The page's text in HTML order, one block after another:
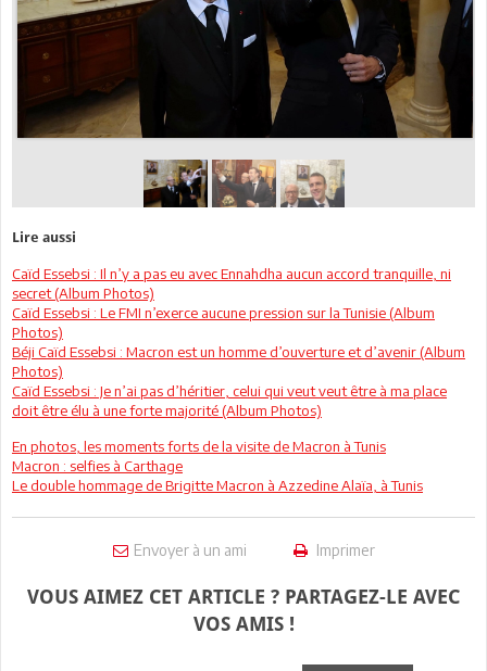
Lire aussi
Caïd Essebsi : Il n’y a pas eu avec Ennahdha aucun accord tranquille, ni
secret (Album Photos)
Caïd Essebsi : Le FMI n’exerce aucune pression sur la Tunisie (Album
Photos)
Béji Caïd Essebsi : Macron est un homme d’ouverture et d’avenir (Album
Photos)
Caïd Essebsi : Je n’ai pas d’héritier, celui qui veut veut être à ma place
doit être élu à une forte majorité (Album Photos)
En photos, les moments forts de la visite de Macron à Tunis
Macron : selfies à Carthage
Le double hommage de Brigitte Macron à Azzedine Alaïa, à Tunis
Envoyer à un ami Imprimer
VOUS AIMEZ CET ARTICLE ? PARTAGEZ-LE AVEC
VOS AMIS !